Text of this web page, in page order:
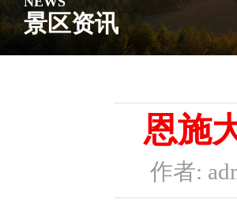
景区资讯
恩施
作者: